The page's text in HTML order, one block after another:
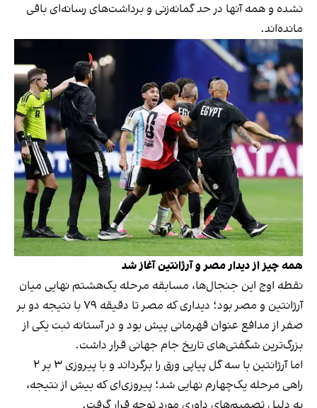
نشده و همه آنها در حد گمانه‌زنی و برداشت‌های رسانه‌ای باقی
مانده‌اند.
همه چیز از دیدار مصر و آرژانتین آغاز شد
نقطه اوج این جنجال‌ها، مسابقه مرحله یک‌هشتم نهایی میان
آرژانتین و مصر بود؛ دیداری که مصر تا دقیقه ۷۹ با نتیجه دو بر
صفر از مدافع عنوان قهرمانی پیش بود و در آستانه ثبت یکی از
بزرگ‌ترین شگفتی‌های تاریخ جام جهانی قرار داشت.
اما آرژانتین با سه گل پیاپی ورق را برگرداند و با پیروزی ۳ بر ۲
راهی مرحله یک‌چهارم نهایی شد؛ پیروزی‌ای که بیش از نتیجه،